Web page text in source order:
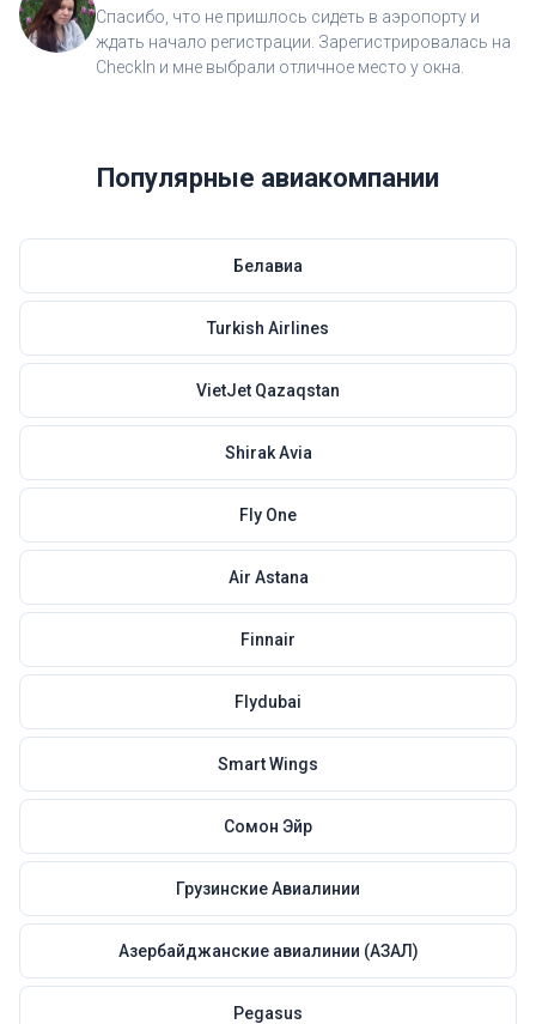
Спасибо, что не пришлось сидеть в аэропорту и
ждать начало регистрации. Зарегистрировалась на
CheckIn и мне выбрали отличное место у окна.
Популярные авиакомпании
Белавиа
Turkish Airlines
VietJet Qazaqstan
Shirak Avia
Fly One
Air Astana
Finnair
Flydubai
Smart Wings
Сомон Эйр
Грузинские Авиалинии
Азербайджанские авиалинии (АЗАЛ)
Pegasus